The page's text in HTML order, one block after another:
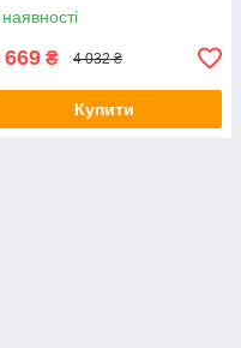
669 ₴ 4 032 ₴
Купити